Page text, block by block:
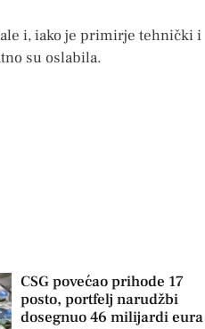
i, iako je primirje tehnički i
su oslabila.
CSG povećao prihode 17
posto, portfelj narudžbi
dosegnuo 46 milijardi eura